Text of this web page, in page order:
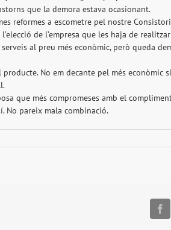
que la demora estava ocasionant.
reformes a escometre pel nostre
de l’empresa que les haja de
al preu més econòmic, però queda
No em decante pel més
que més compromeses amb el
No pareix mala combinació.